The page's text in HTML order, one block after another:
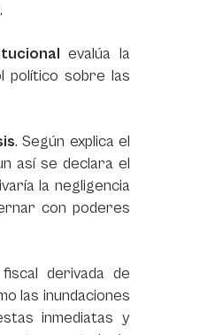
evalúa la
político sobre las
. Según explica el
así se declara el
la negligencia
con poderes
derivada de
las inundaciones
inmediatas y